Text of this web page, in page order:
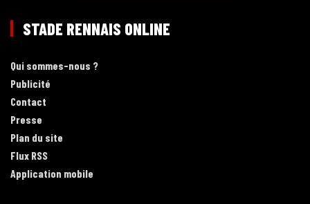
STADE RENNAIS ONLINE
Qui sommes-nous ?
Publicité
Contact
Presse
Plan du site
Flux RSS
Application mobile